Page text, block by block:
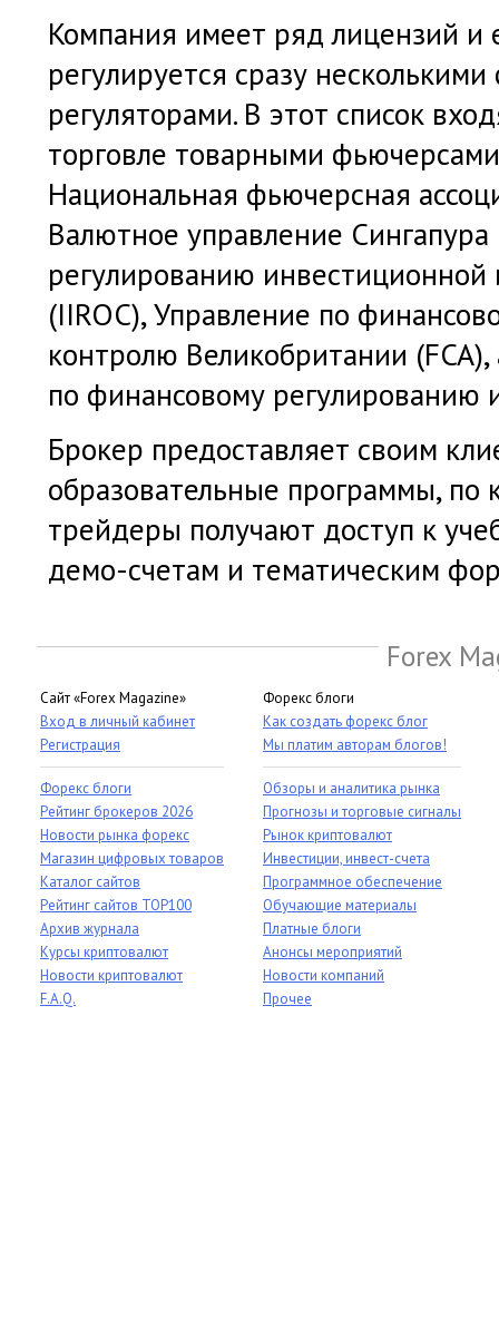
Компания имеет ряд лицензий и
регулируется сразу
регуляторами. В этот список
торговле товарными
Национальная фьючерсная
Валютное управление Сингапура
регулированию
(IIROC), Управление по
контролю Великобритании
по финансовому регулированию
Брокер предоставляет своим
образовательные программы,
трейдеры получают доступ к
демо-счетам и тематическим
Forex
Сайт «Forex Magazine»
Вход в личный кабинет
Регистрация
Форекс блоги
Рейтинг брокеров 2026
Новости рынка форекс
Магазин цифровых товаров
Каталог сайтов
Рейтинг сайтов TOP100
Архив журнала
Курсы криптовалют
Новости криптовалют
F.A.Q.
Форекс блоги
Как создать форекс блог
Мы платим авторам блогов!
Обзоры и аналитика рынка
Прогнозы и торговые сигналы
Рынок криптовалют
Инвестиции, инвест-счета
Программное обеспечение
Обучающие материалы
Платные блоги
Анонсы мероприятий
Новости компаний
Прочее